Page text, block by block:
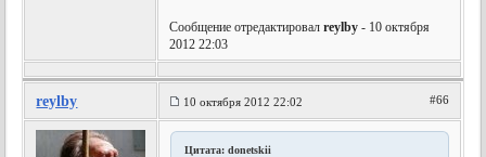
Сообщение отредактировалreylby - 10 октября
2012 22:03
reylby 10 октября 2012 22:02 #66
Цитата: donetskii